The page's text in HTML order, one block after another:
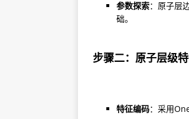
参数探索：原子层
础。
步骤二：原子层级
特征编码：采用